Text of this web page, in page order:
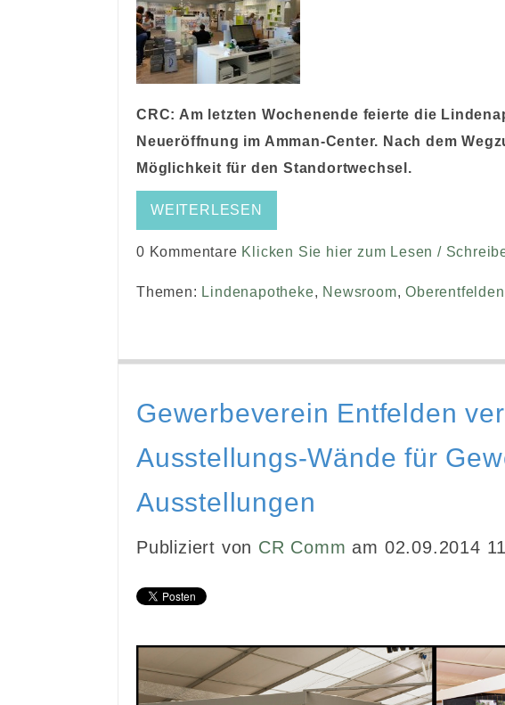
CRC: Am letzten Wochenende feierte die
Neueröffnung im Amman-Center. Nach dem
Möglichkeit für den Standortwechsel.
WEITERLESEN
0 Kommentare Klicken Sie hier zum Lesen /
Themen: Lindenapotheke, Newsroom,Oberentfelden
Gewerbeverein Entfelden
Ausstellungs-Wände für
Ausstellungen
Publiziert von CR Comm am 02.09.2014